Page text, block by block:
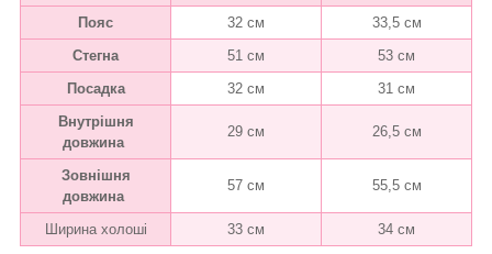
Пояс
32 см
33,5 см
Стегна
51 см
53 см
Посадка
32 см
31 см
Внутрішня
довжина
29 см 26,5 см
Зовнішня
довжина
57 см 55,5 см
Ширина холоші 33 см 34 см